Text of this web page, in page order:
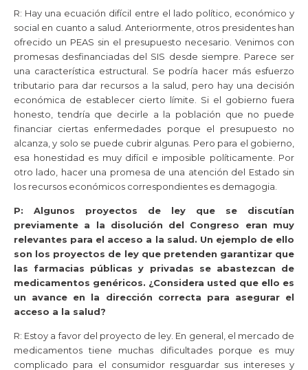
R: Hay una ecuación difícil entre el lado político, económico y
social en cuanto a salud. Anteriormente, otros presidentes han
ofrecido un PEAS sin el presupuesto necesario. Venimos con
promesas desfinanciadas del SIS desde siempre. Parece ser
una característica estructural. Se podría hacer más esfuerzo
tributario para dar recursos a la salud, pero hay una decisión
económica de establecer cierto límite. Si el gobierno fuera
honesto, tendría que decirle a la población que no puede
financiar ciertas enfermedades porque el presupuesto no
alcanza, y solo se puede cubrir algunas. Pero para el gobierno,
esa honestidad es muy difícil e imposible políticamente. Por
otro lado, hacer una promesa de una atención del Estado sin
los recursos económicos correspondientes es demagogia.
P: Algunos proyectos de ley que se discutían
previamente a la disolución del Congreso eran muy
relevantes para el acceso a la salud. Un ejemplo de ello
son los proyectos de ley que pretenden garantizar que
las farmacias públicas y privadas se abastezcan de
medicamentos genéricos. ¿Considera usted que ello es
un avance en la dirección correcta para asegurar el
acceso a la salud?
R: Estoy a favor del proyecto de ley. En general, el mercado de
medicamentos tiene muchas dificultades porque es muy
complicado para el consumidor resguardar sus intereses y